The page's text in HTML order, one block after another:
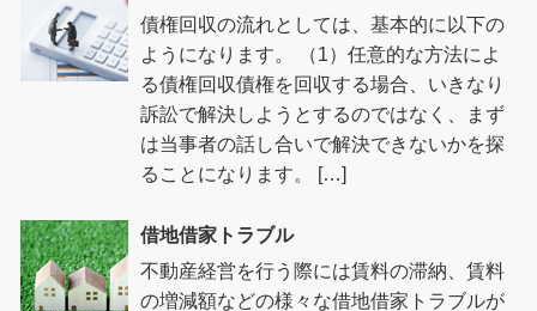
債権回収の流れとしては、基本的に以下の
ようになります。 （1）任意的な方法によ
る債権回収債権を回収する場合、いきなり
訴訟で解決しようとするのではなく、まず
は当事者の話し合いで解決できないかを探
ることになります。 […]
借地借家トラブル
不動産経営を行う際には賃料の滞納、賃料
の増減額などの様々な借地借家トラブルが